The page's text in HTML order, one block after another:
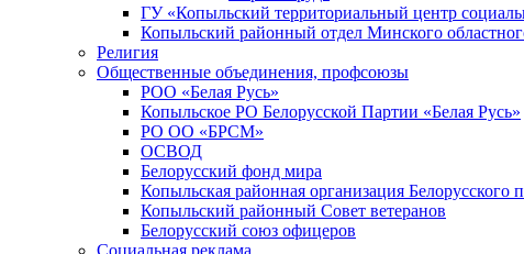
ГУ «Копыльский территориальный центр
Копыльский районный отдел Минского
Религия
Общественные объединения, профсоюзы
РОО «Белая Русь»
Копыльское РО Белорусской Партии «Белая Русь»
РО ОО «БРСМ»
ОСВОД
Белорусский фонд мира
Копыльская районная организация
Копыльский районный Совет ветеранов
Белорусский союз офицеров
Социальная реклама